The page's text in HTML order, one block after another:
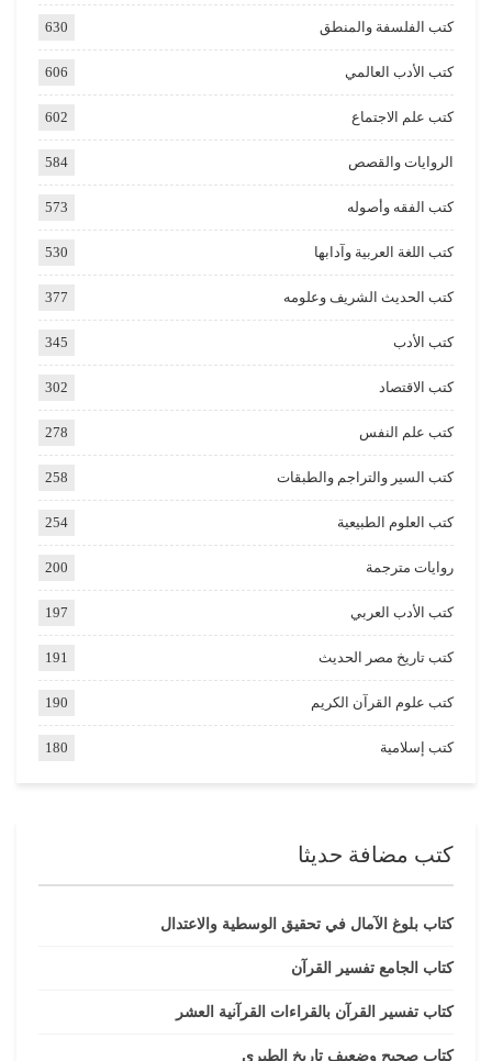
كتب الفلسفة والمنطق 630
كتب الأدب العالمي 606
كتب علم الاجتماع 602
الروايات والقصص 584
كتب الفقه وأصوله 573
كتب اللغة العربية وآدابها 530
كتب الحديث الشريف وعلومه 377
كتب الأدب 345
كتب الاقتصاد 302
كتب علم النفس 278
كتب السير والتراجم والطبقات 258
كتب العلوم الطبيعية 254
روايات مترجمة 200
كتب الأدب العربي 197
كتب تاريخ مصر الحديث 191
كتب علوم القرآن الكريم 190
كتب إسلامية 180
كتب مضافة حديثا
كتاب بلوغ الآمال في تحقيق الوسطية والاعتدال
كتاب الجامع تفسير القرآن
كتاب تفسير القرآن بالقراءات القرآنية العشر
كتاب صحيح وضعيف تاريخ الطبري